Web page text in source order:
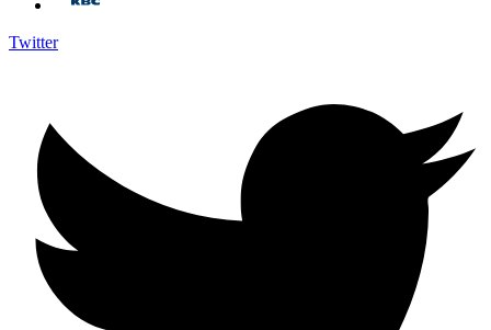
Twitter